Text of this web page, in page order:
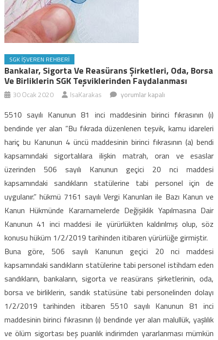
SGK İŞVEREN REHBERI
Bankalar, Sigorta Ve Reasürans Şirketleri, Oda, Borsa
Ve Birliklerin SGK Teşviklerinden Faydalanması
30 Ocak 2020 IsaKarakas
Bankalar,
ve
reasürans
şirketleri,
oda,
borsa
ve
teşviklerinden
faydalanması
için
yorumlar kapalı
5510 sayılı Kanunun 81 inci maddesinin birinci fıkrasının (ı)
bendinde yer alan “Bu fıkrada düzenlenen teşvik, kamu idareleri
hariç bu Kanunun 4 üncü maddesinin birinci fıkrasının (a) bendi
kapsamındaki sigortalılara ilişkin matrah, oran ve esaslar
üzerinden 506 sayılı Kanunun geçici 20 nci maddesi
kapsamındaki sandıkların statülerine tabi personel için de
uygulanır.” hükmü 7161 sayılı Vergi Kanunları ile Bazı Kanun ve
Kanun Hükmünde Kararnamelerde Değişiklik Yapılmasına Dair
Kanunun 41 inci maddesi ile yürürlükten kaldırılmış olup, söz
konusu hüküm 1/2/2019 tarihinden itibaren yürürlüğe girmiştir.
Buna göre, 506 sayılı Kanunun geçici 20 nci maddesi
kapsamındaki sandıkların statülerine tabi personel istihdam eden
sandıkların, bankaların, sigorta ve reasürans şirketlerinin, oda,
borsa ve birliklerin, sandık statüsüne tabi personelinden dolayı
1/2/2019 tarihinden itibaren 5510 sayılı Kanunun 81 inci
maddesinin birinci fıkrasının (ı) bendinde yer alan malullük, yaşlılık
ve ölüm sigortası beş puanlık indirimden yararlanması mümkün